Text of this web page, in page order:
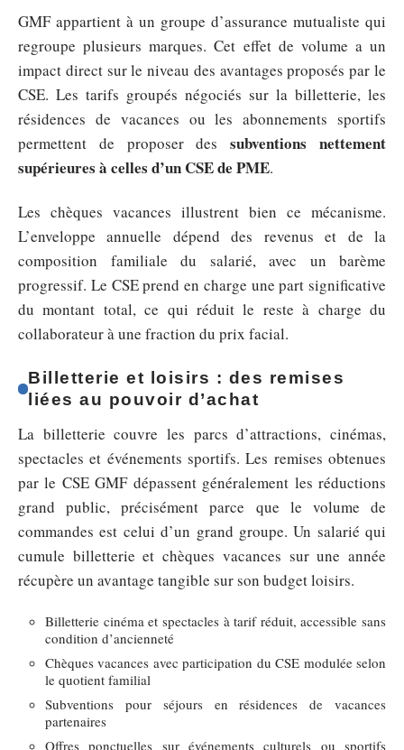
GMF appartient à un groupe d’assurance mutualiste qui
regroupe plusieurs marques. Cet effet de volume a un
impact direct sur le niveau des avantages proposés par le
CSE. Les tarifs groupés négociés sur la billetterie, les
résidences de vacances ou les abonnements sportifs
permettent de proposer dessubventions nettement
supérieures à celles d’un CSE de PME.
Les chèques vacances illustrent bien ce mécanisme.
L’enveloppe annuelle dépend des revenus et de la
composition familiale du salarié, avec un barème
progressif. Le CSE prend en charge une part significative
du montant total, ce qui réduit le reste à charge du
collaborateur à une fraction du prix facial.
Billetterie et loisirs : des remises
liées au pouvoir d’achat
La billetterie couvre les parcs d’attractions, cinémas,
spectacles et événements sportifs. Les remises obtenues
par le CSE GMF dépassent généralement les réductions
grand public, précisément parce que le volume de
commandes est celui d’un grand groupe. Un salarié qui
cumule billetterie et chèques vacances sur une année
récupère un avantage tangible sur son budget loisirs.
Billetterie cinéma et spectacles à tarif réduit, accessible sans
condition d’ancienneté
Chèques vacances avec participation du CSE modulée selon
le quotient familial
Subventions pour séjours en résidences de vacances
partenaires
Offres ponctuelles sur événements culturels ou sportifs